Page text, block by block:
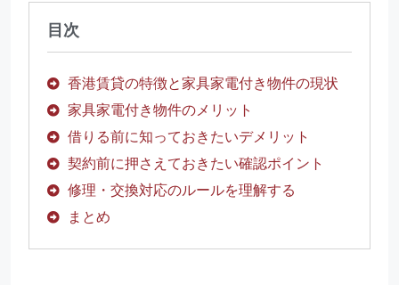
目次
香港賃貸の特徴と家具家電付き物件の現状
家具家電付き物件のメリット
借りる前に知っておきたいデメリット
契約前に押さえておきたい確認ポイント
修理・交換対応のルールを理解する
まとめ